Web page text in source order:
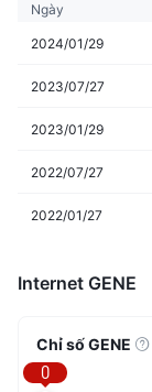
Ngày
2024/01/29
2023/07/27
2023/01/29
2022/07/27
2022/01/27
Internet GENE
Chỉ số GENE
0